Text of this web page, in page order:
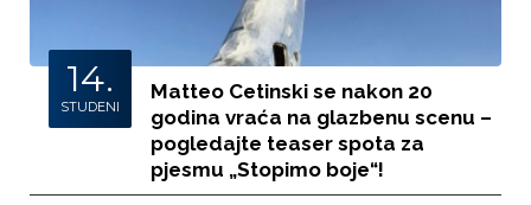
14.
STUDENI
Matteo Cetinski se nakon 20
godina vraća na glazbenu scenu –
pogledajte teaser spota za
pjesmu „Stopimo boje“!